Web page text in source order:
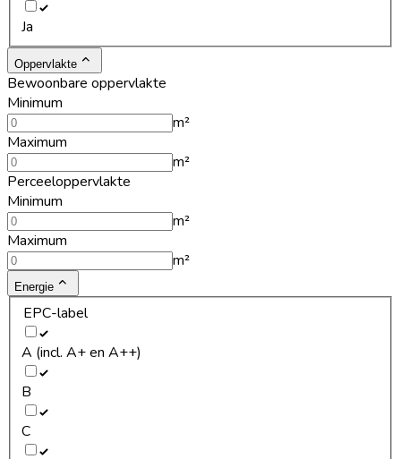
Ja
Oppervlakte
Bewoonbare oppervlakte
Minimum
m²
Maximum
m²
Perceeloppervlakte
Minimum
m²
Maximum
m²
Energie
EPC-label
A (incl. A+ en A++)
B
C